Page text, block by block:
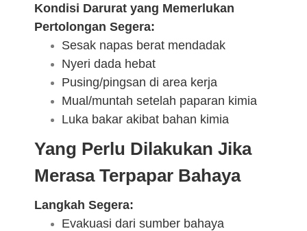
Kondisi Darurat yang Memerlukan
Pertolongan Segera:
Sesak napas berat mendadak
Nyeri dada hebat
Pusing/pingsan di area kerja
Mual/muntah setelah paparan kimia
Luka bakar akibat bahan kimia
Yang Perlu Dilakukan Jika
Merasa Terpapar Bahaya
Langkah Segera:
Evakuasi dari sumber bahaya